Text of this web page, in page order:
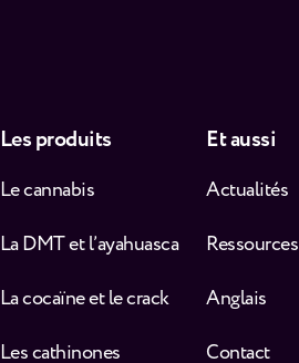
Les produits
Le cannabis
La DMT et l’ayahuasca
La cocaïne et le crack
Les cathinones
Et aussi
Actualités
Ressources
Anglais
Contact